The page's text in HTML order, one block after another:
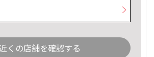
くの店舗を確認する